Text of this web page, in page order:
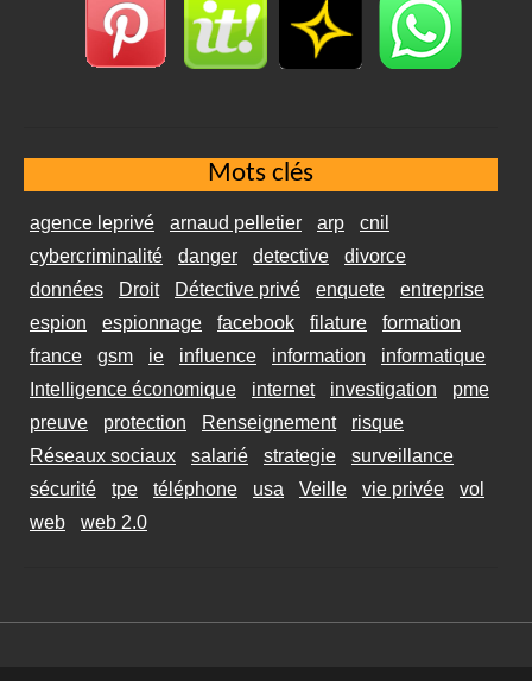
Mots clés
agence leprivé arnaud pelletier arp
cnil
cybercriminalité
danger detective
divorce
données
Droit Détective privé enquete
entreprise
espion
espionnage facebook filature
formation
france
gsm ie influence information
informatique
Intelligence économique
internet investigation
pme
preuve
protection Renseignement
risque
Réseaux sociaux
salarié strategie
surveillance
sécurité
tpe téléphone usa Veille vie privée
vol
web
web 2.0